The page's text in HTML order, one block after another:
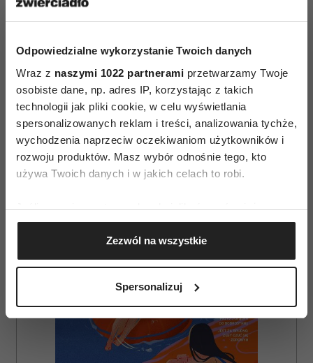
Odpowiedzialne wykorzystanie Twoich danych
Wraz z naszymi 1022 partnerami przetwarzamy Twoje
osobiste dane, np. adres IP, korzystając z takich
technologii jak pliki cookie, w celu wyświetlania
spersonalizowanych reklam i treści, analizowania tychże,
wychodzenia naprzeciw oczekiwaniom użytkowników i
rozwoju produktów. Masz wybór odnośnie tego, kto
używa Twoich danych i w jakich celach to robi.
Jeśli wyrazisz na to zgodę, chcielibyśmy również:
Gromadzić dane dotyczące Twojej lokalizacji
geograficznej z dokładnością nawet do kilku metrów
Identyfikować Twoje urządzenie, aktywnie
(fingerprinting, czyli wirtualny odcisk palca)
dane są przetwarzane oraz ustaw własne preferencje w
sekcji szczegółów. W Deklaracji plików cookie możesz
Zezwól na wszystkie
Spersonalizuj
DEPRESJA STRES
AUTOPROMOCJA